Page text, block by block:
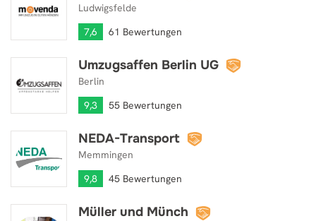
Ludwigsfelde
7,6
61 Bewertungen
Umzugsaffen Berlin UG
Berlin
9,3
55 Bewertungen
Umzugsaffen Berlin UG
NEDA-Transport
Memmingen
9,8
45 Bewertungen
NEDA-Transport
Müller und Münch
Müller und Münch